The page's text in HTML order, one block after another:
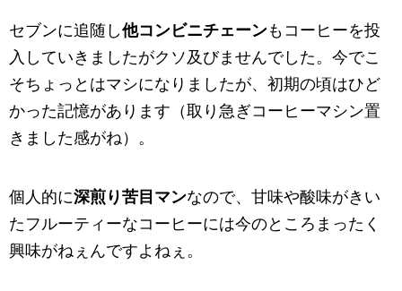
セブンに追随し他コンビニチェーンもコーヒーを投
入していきましたがクソ及びませんでした。今でこ
そちょっとはマシになりましたが、初期の頃はひど
かった記憶があります（取り急ぎコーヒーマシン置
きました感がね）。
個人的に深煎り苦目マンなので、甘味や酸味がきい
たフルーティーなコーヒーには今のところまったく
興味がねぇんですよねぇ。